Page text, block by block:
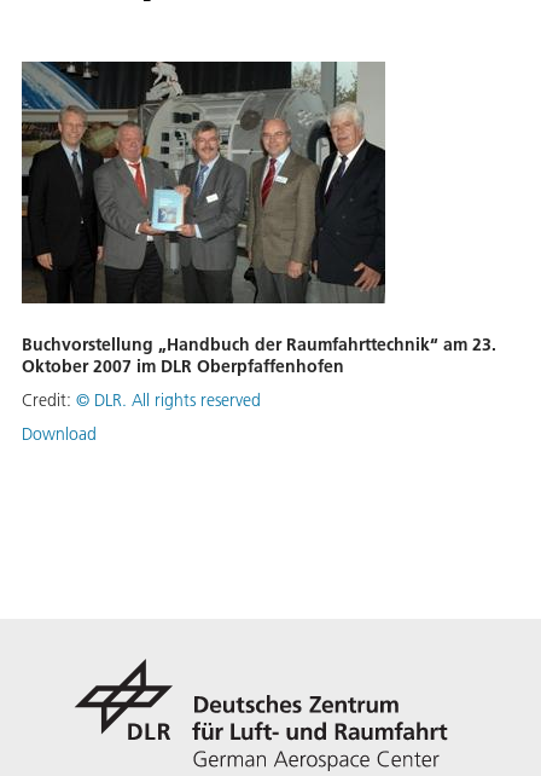
Buchvorstellung „Handbuch der Raumfahrttechnik“ am 23.
Oktober 2007 im DLR Oberpfaffenhofen
Credit: © DLR. All rights reserved
Download